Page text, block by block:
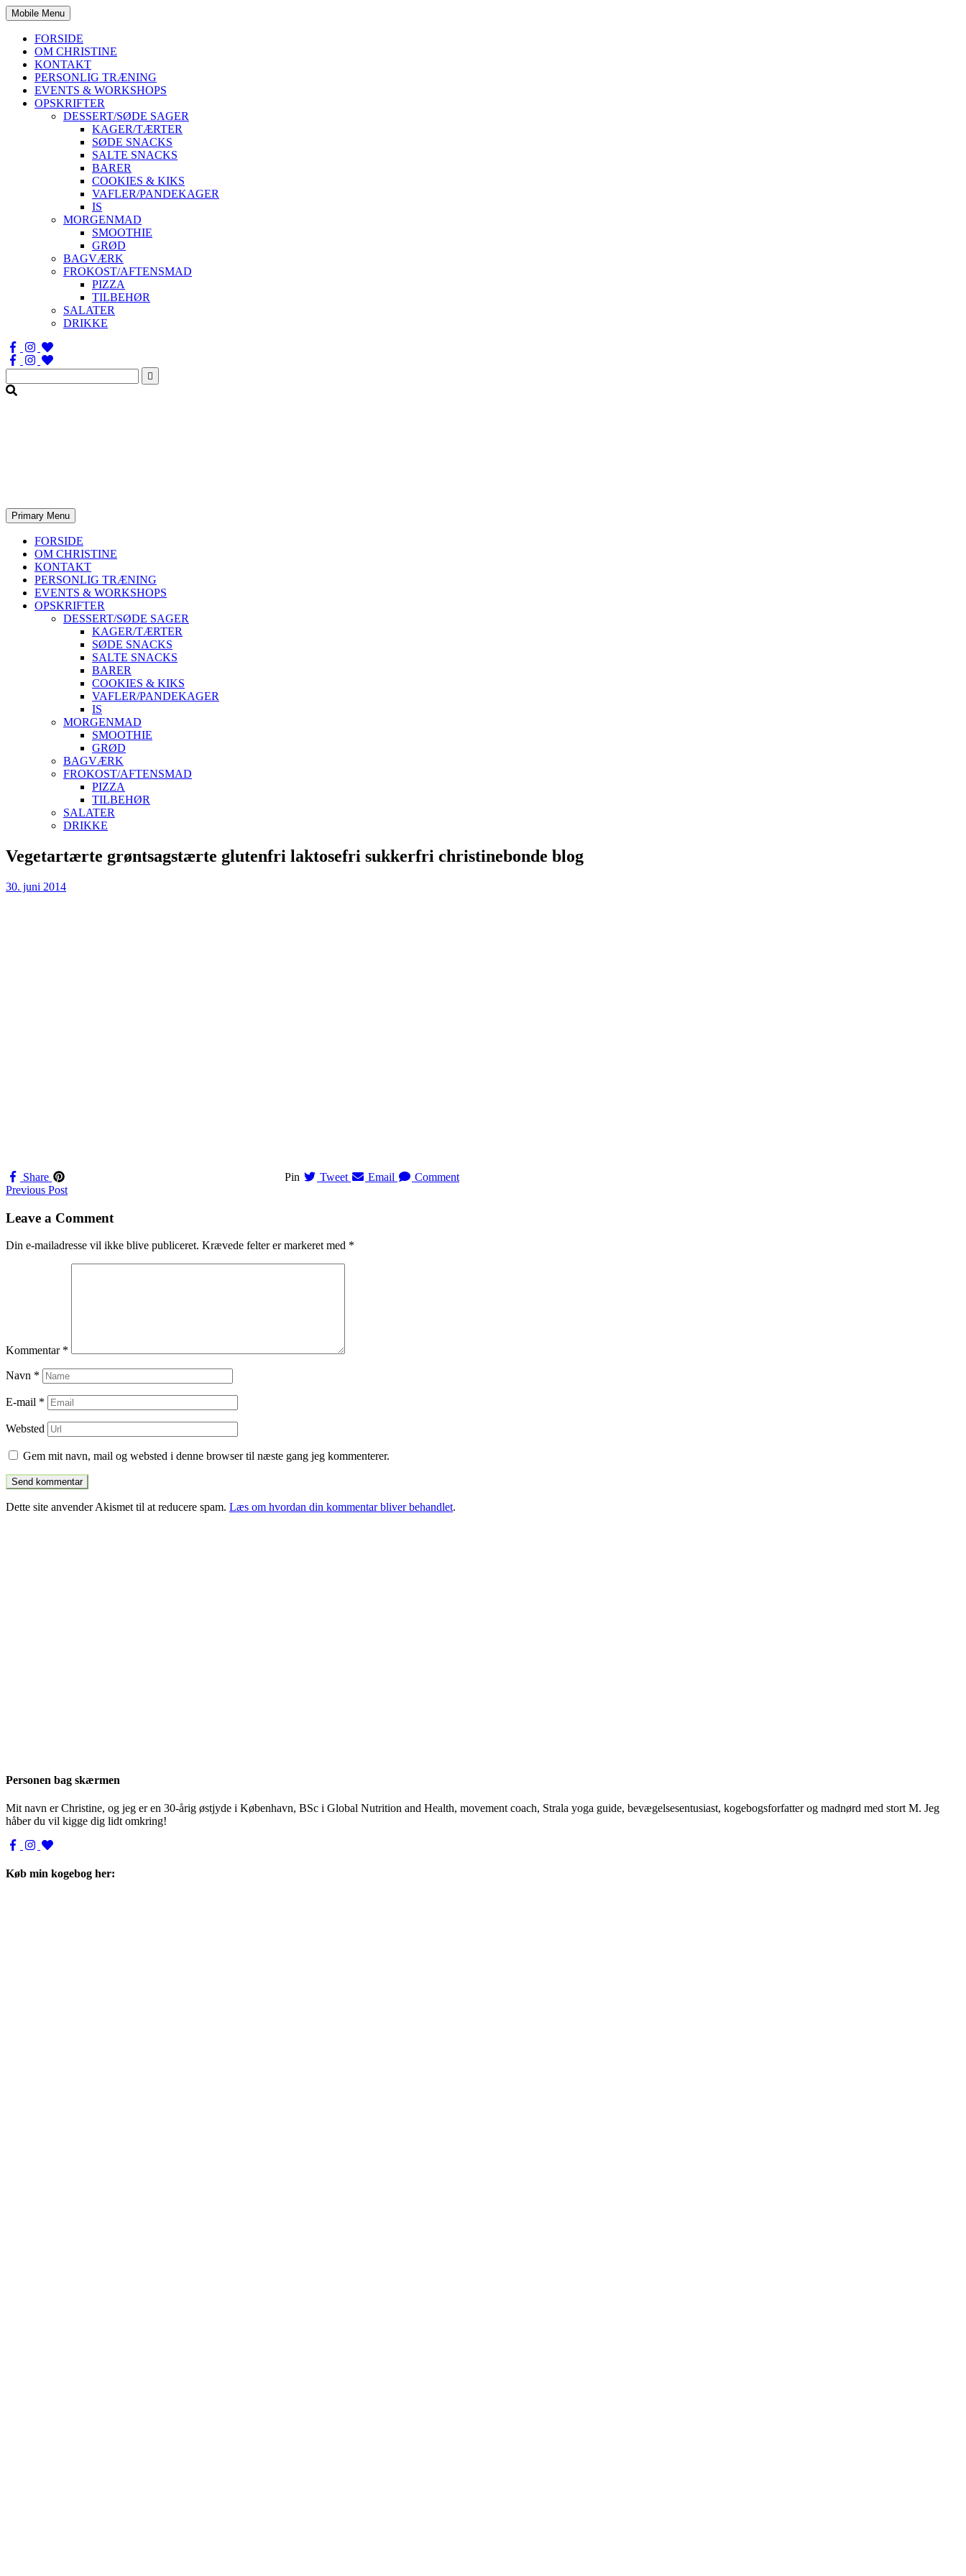
Mobile Menu
FORSIDE
OM CHRISTINE
KONTAKT
PERSONLIG TRÆNING
EVENTS & WORKSHOPS
OPSKRIFTER
DESSERT/SØDE SAGER
KAGER/TÆRTER
SØDE SNACKS
SALTE SNACKS
BARER
COOKIES & KIKS
VAFLER/PANDEKAGER
IS
MORGENMAD
SMOOTHIE
GRØD
BAGVÆRK
FROKOST/AFTENSMAD
PIZZA
TILBEHØR
SALATER
DRIKKE
Søg
efter:
Primary Menu
FORSIDE
OM CHRISTINE
KONTAKT
PERSONLIG TRÆNING
EVENTS & WORKSHOPS
OPSKRIFTER
DESSERT/SØDE SAGER
KAGER/TÆRTER
SØDE SNACKS
SALTE SNACKS
BARER
COOKIES & KIKS
VAFLER/PANDEKAGER
IS
MORGENMAD
SMOOTHIE
GRØD
BAGVÆRK
FROKOST/AFTENSMAD
PIZZA
TILBEHØR
SALATER
DRIKKE
Skip
to
Vegetartærte grøntsagstærte glutenfri laktosefri sukkerfri christinebonde blog
30. juni 2014
Share Pin Tweet Email Comment
Navigation
til
Previous Post
Leave a Comment
Din e-mailadresse vil ikke blive publiceret. Krævede felter er markeret med *
Kommentar *
Navn *
E-mail *
Websted
Gem mit navn, mail og websted i denne browser til næste gang jeg kommenterer.
Dette site anvender Akismet til at reducere spam. Læs om hvordan din kommentar bliver behandlet.
Personen bag skærmen
Mit navn er Christine, og jeg er en 30-årig østjyde i København, BSc i Global Nutrition and Health, movement coach, Strala yoga guide, bevægelsesentusiast, kogebogsforfatter og madnørd med stort M. Jeg
håber du vil kigge dig lidt omkring!
Køb min kogebog her: